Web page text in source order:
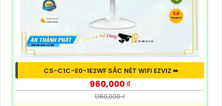
CS-C1C-E0-1E2WF SẮC NÉT WIFI EZVIZ ➠
960,000 ₫
1,160,000 ₫